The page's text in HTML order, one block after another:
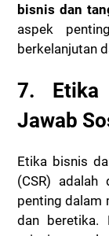
bisnis dan
aspek
berkelanjutan
7. Etika
Jawab
Etika bisnis
(CSR)
penting dalam
dan beretika.